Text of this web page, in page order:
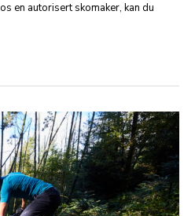
en autorisert skomaker, kan du